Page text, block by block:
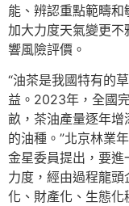
能、辨認重點範疇
加大力度天氣變更
響風險評價。
“油茶是我國特有的
益。2023年，全國
畝，茶油產量逐年
的油種。”北京林業
金星委員提出，要
力度，經由過程龍
化、財產化、生態化